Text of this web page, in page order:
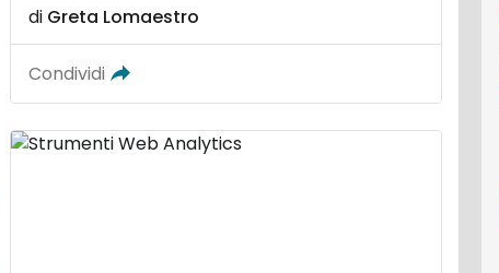
di Greta Lomaestro
Condividi